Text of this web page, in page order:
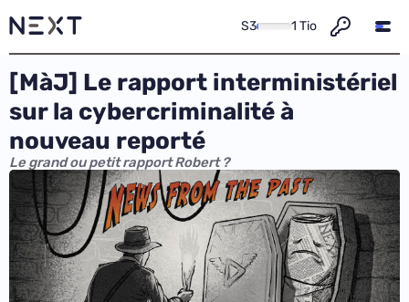
S3 1 Tio
[MàJ] Le rapport interministériel
sur la cybercriminalité à
nouveau reporté
Le grand ou petit rapport Robert ?